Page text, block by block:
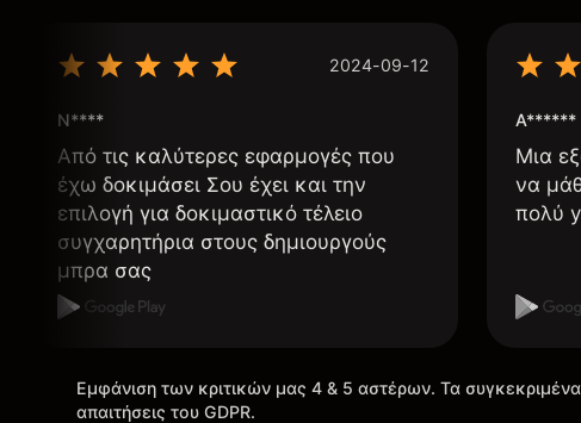
2024-09-12
N****
Από τις καλύτερες εφαρμογές που
έχω δοκιμάσει Σου έχει και την
επιλογή για δοκιμαστικό τέλειο
συγχαρητήρια στους δημιουργούς
μπρα σας
A******
Μια
να
πολύ
Εμφάνιση των κριτικών μας 4 & 5 αστέρων. Τα
απαιτήσεις του GDPR.